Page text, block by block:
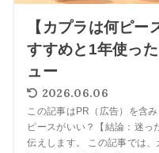
【カプラは何ピ
すすめと1年使っ
ュー
2026.06.06
この記事はPR（広告）を含
ピースがいい？【結論：迷っ
伝えします。 この記事では